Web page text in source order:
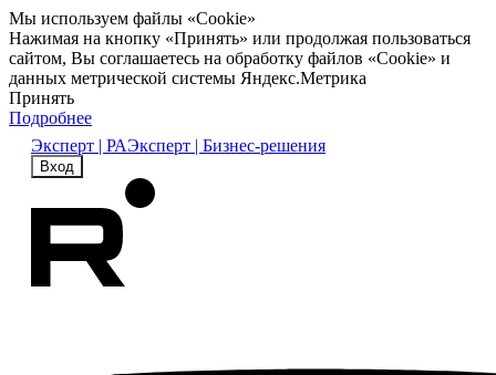
Мы используем файлы «Cookie»
Нажимая на кнопку «Принять» или продолжая пользоваться
сайтом, Вы соглашаетесь на обработку файлов «Cookie» и
данных метрической системы Яндекс.Метрика
Принять
Подробнее
Эксперт | РАЭксперт | Бизнес-решения
Вход